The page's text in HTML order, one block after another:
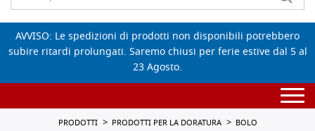
AVVISO: Le spedizioni di prodotti non disponibili potrebbero
subire ritardi prolungati. Saremo chiusi per ferie estive dal 5 al
23 Agosto.
PRODOTTI PRODOTTI PER LA DORATURA BOLO